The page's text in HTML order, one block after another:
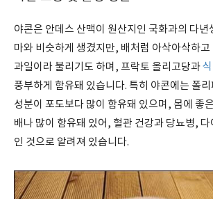
야콘은 안데스 산맥이 원산지인 국화과의 다년
마와 비슷하게 생겼지만, 배처럼 아삭아삭하고
과일이라 불리기도 하며, 프락토 올리고당과
풍부하게 함유돼 있습니다. 특히 야콘에는 폴
성분이 포도보다 많이 함유돼 있으며, 몸에 좋
배나 많이 함유돼 있어, 혈관 건강과 당뇨병,
인 것으로 알려져 있습니다.